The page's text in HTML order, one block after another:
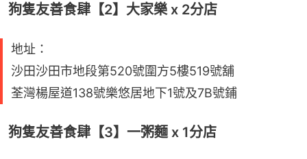
狗隻友善食肆【2】大家樂 x 2分店
地址：
沙田沙田市地段第520號圍方5樓519號舖
荃灣楊屋道138號樂悠居地下1號及7B號鋪
狗隻友善食肆【3】一粥麵 x 1分店